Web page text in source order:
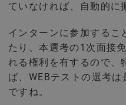
ていなければ、自動的に
インターンに参加するこ
たり、本選考の1次面接
れる権利を有するので、
ば、WEBテストの選考
ですね。